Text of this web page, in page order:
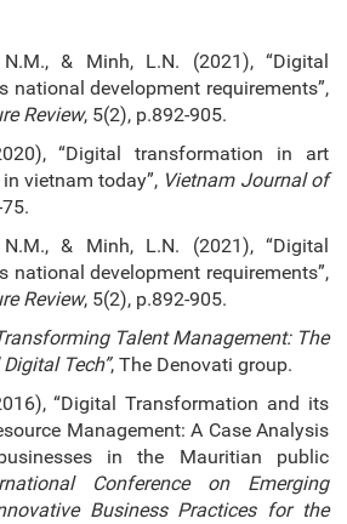
& Minh, L.N. (2021), “Digital
national development requirements”,
Review, 5(2), p.892-905.
“Digital transformation in art
vietnam today”, Vietnam Journal of
& Minh, L.N. (2021), “Digital
national development requirements”,
Review, 5(2), p.892-905.
Talent Management: The
Tech”, The Denovati group.
“Digital Transformation and its
Management: A Case Analysis
in the Mauritian public
Conference on Emerging
Business Practices for the